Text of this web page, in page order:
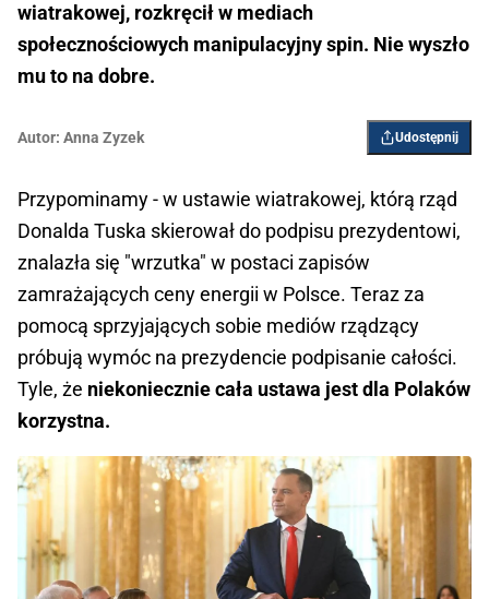
wiatrakowej, rozkręcił w mediach
społecznościowych manipulacyjny spin. Nie wyszło
mu to na dobre.
Autor: Anna Zyzek Udostępnij
Przypominamy - w ustawie wiatrakowej, którą rząd
Donalda Tuska skierował do podpisu prezydentowi,
znalazła się "wrzutka" w postaci zapisów
zamrażających ceny energii w Polsce. Teraz za
pomocą sprzyjających sobie mediów rządzący
próbują wymóc na prezydencie podpisanie całości.
Tyle, że niekoniecznie cała ustawa jest dla Polaków
korzystna.